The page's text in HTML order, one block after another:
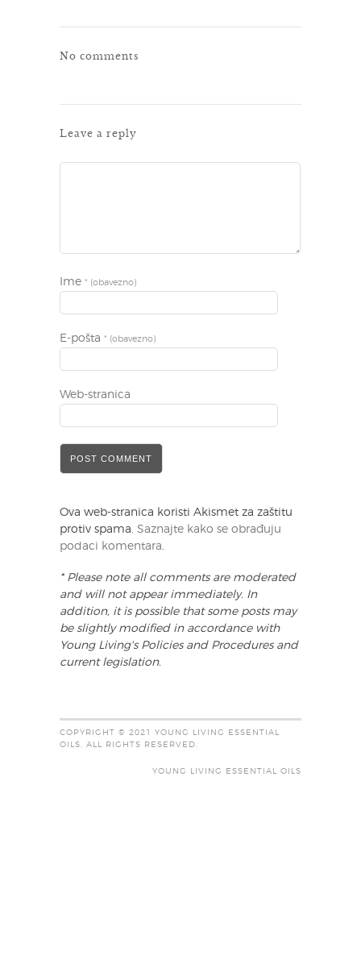
No comments
Leave a reply
Ime * (obavezno)
E-pošta * (obavezno)
Web-stranica
Ova web-stranica koristi Akismet za zaštitu
protiv spama. Saznajte kako se obrađuju
podaci komentara.
* Please note all comments are moderated
and will not appear immediately. In
addition, it is possible that some posts may
be slightly modified in accordance with
Young Living's Policies and Procedures and
current legislation.
COPYRIGHT © 2021 YOUNG LIVING ESSENTIAL
OILS. ALL RIGHTS RESERVED.
YOUNG LIVING ESSENTIAL OILS